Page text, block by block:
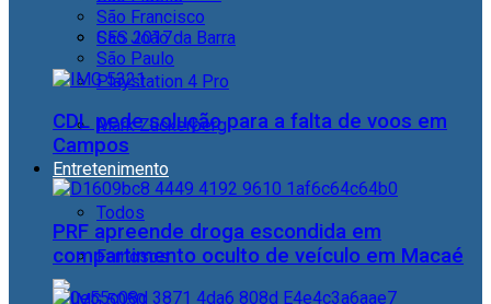
CES 2017
Playstation 4 Pro
Mark Zuckerberg
Entretenimento
Todos
Famosos
São Francisco
São João da Barra
São Paulo
CDL pede solução para a falta de voos em
Campos
PRF apreende droga escondida em
compartimento oculto de veículo em Macaé